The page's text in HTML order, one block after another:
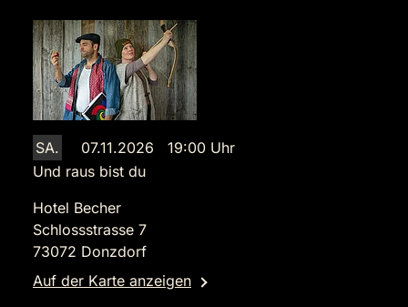
SA.
07.11.2026 19:00 Uhr
Und raus bist du
Hotel Becher
Schlossstrasse 7
73072 Donzdorf
Auf der Karte anzeigen